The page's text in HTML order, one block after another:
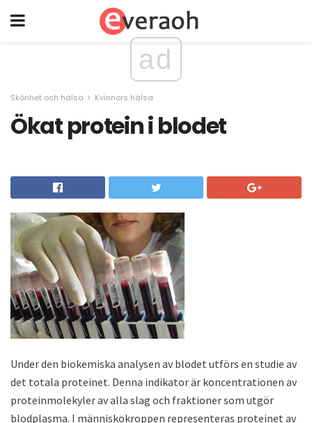
ad
Skönhet och hälsa Kvinnors hälsa
Ökat protein i blodet
Under den biokemiska analysen av blodet utförs en studie av
det totala proteinet. Denna indikator är koncentrationen av
proteinmolekyler av alla slag och fraktioner som utgör
blodplasma. I människokroppen representeras proteinet av